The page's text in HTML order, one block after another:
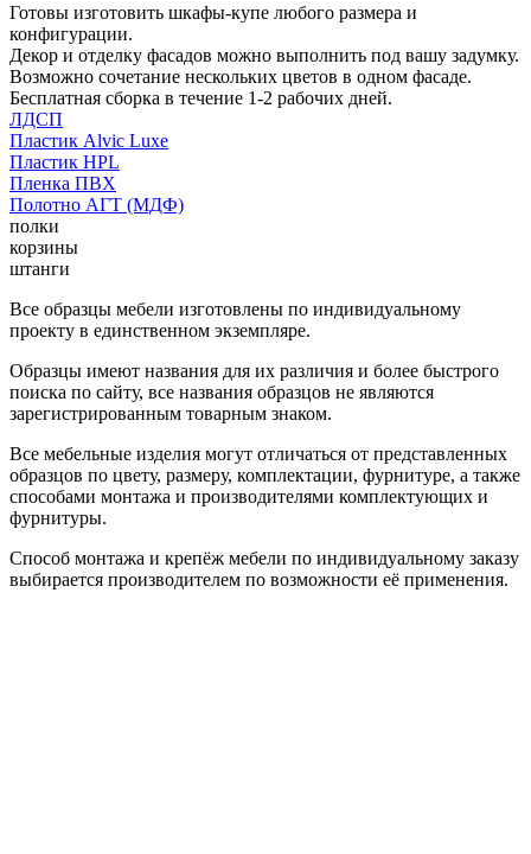
Готовы изготовить шкафы-купе любого размера и
конфигурации.
Декор и отделку фасадов можно выполнить под вашу задумку.
Возможно сочетание нескольких цветов в одном фасаде.
Бесплатная сборка в течение 1-2 рабочих дней.
ЛДСП
Пластик Alvic Luxe
Пластик HPL
Пленка ПВХ
Полотно АГТ (МДФ)
полки
корзины
штанги
Все образцы мебели изготовлены по индивидуальному
проекту в единственном экземпляре.
Образцы имеют названия для их различия и более быстрого
поиска по сайту, все названия образцов не являются
зарегистрированным товарным знаком.
Все мебельные изделия могут отличаться от представленных
образцов по цвету, размеру, комплектации, фурнитуре, а также
способами монтажа и производителями комплектующих и
фурнитуры.
Способ монтажа и крепёж мебели по индивидуальному заказу
выбирается производителем по возможности её применения.